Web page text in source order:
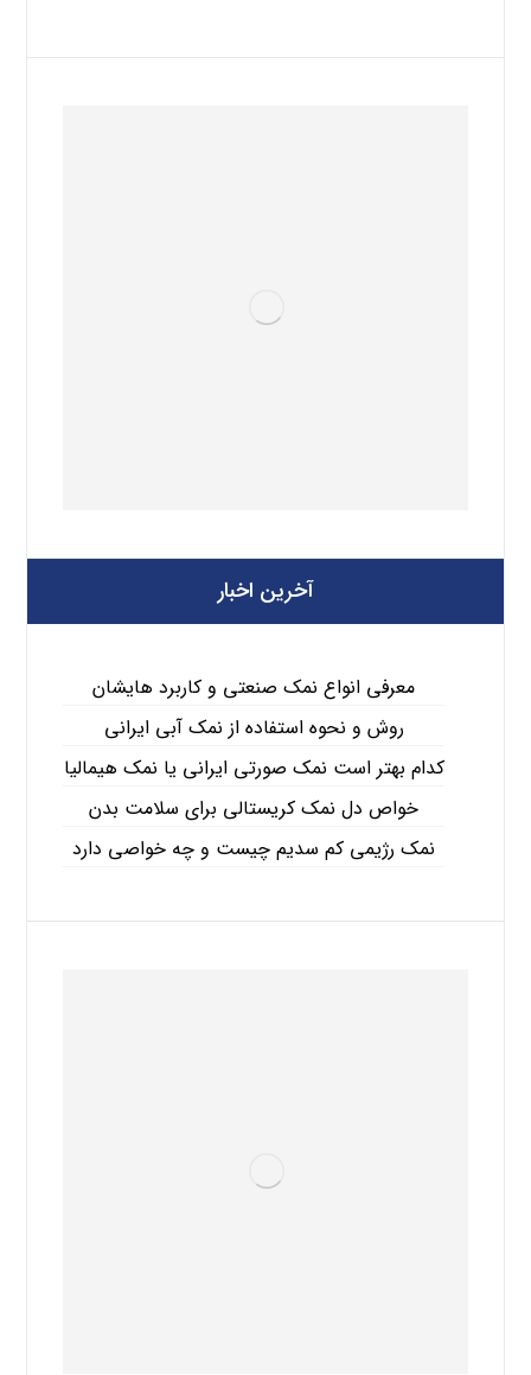
آخرین اخبار
معرفی انواع نمک صنعتی و کاربرد هایشان
روش و نحوه استفاده از نمک آبی ایرانی
کدام بهتر است نمک صورتی ایرانی یا نمک هیمالیا
خواص دل نمک کریستالی برای سلامت بدن
نمک رژیمی کم سدیم چیست و چه خواصی دارد